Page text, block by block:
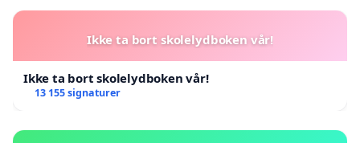
Ikke ta bort skolelydboken vår!
Ikke ta bort skolelydboken vår!
13 155 signaturer